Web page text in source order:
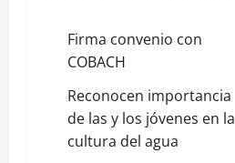
Firma convenio con
COBACH
Reconocen importancia
de las y los jóvenes en la
cultura del agua